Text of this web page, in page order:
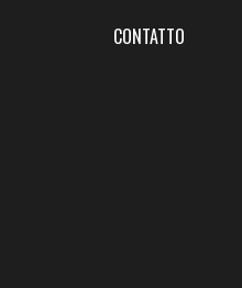
CONTATTO